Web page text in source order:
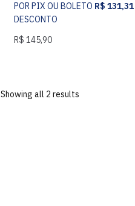
POR PIX OU BOLETO R$ 131,31
DESCONTO
R$ 145,90
Showing all 2 results